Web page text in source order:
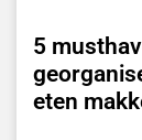
5
eten